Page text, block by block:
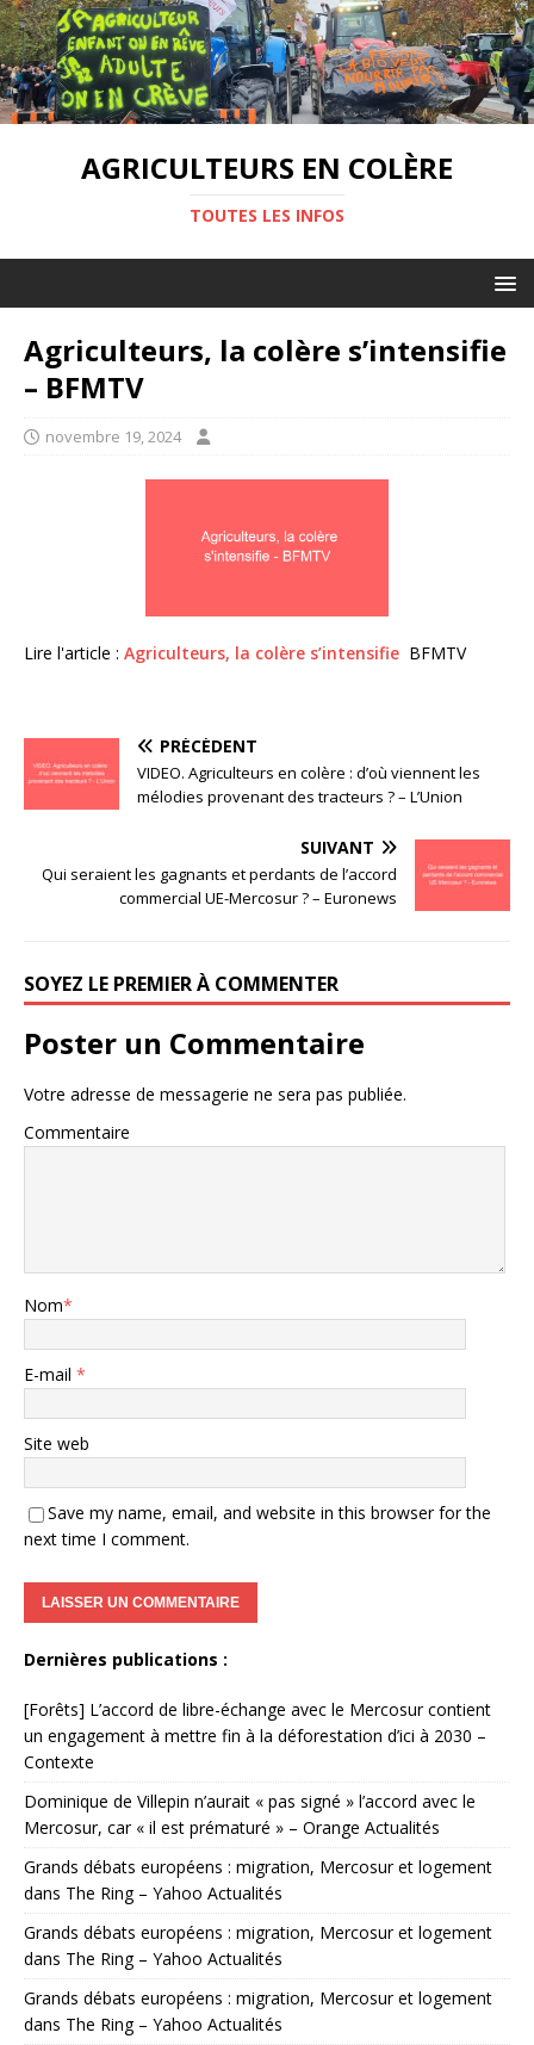
AGRICULTEURS EN COLÈRE
TOUTES LES INFOS
Agriculteurs, la colère s’intensifie
– BFMTV
novembre 19, 2024
Lire l'article : Agriculteurs, la colère s’intensifie BFMTV
PRÉCÉDENT
VIDEO. Agriculteurs en colère : d’où viennent les
mélodies provenant des tracteurs ? – L’Union
SUIVANT
Qui seraient les gagnants et perdants de l’accord
commercial UE-Mercosur ? – Euronews
SOYEZ LE PREMIER À COMMENTER
Poster un Commentaire
Votre adresse de messagerie ne sera pas publiée.
Commentaire
Nom*
E-mail *
Site web
Save my name, email, and website in this browser for the
next time I comment.
Dernières publications :
[Forêts] L’accord de libre-échange avec le Mercosur contient
un engagement à mettre fin à la déforestation d’ici à 2030 –
Contexte
Dominique de Villepin n’aurait « pas signé » l’accord avec le
Mercosur, car « il est prématuré » – Orange Actualités
Grands débats européens : migration, Mercosur et logement
dans The Ring – Yahoo Actualités
Grands débats européens : migration, Mercosur et logement
dans The Ring – Yahoo Actualités
Grands débats européens : migration, Mercosur et logement
dans The Ring – Yahoo Actualités